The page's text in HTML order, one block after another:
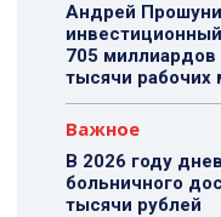
Андрей
705 миллиардов
тысячи рабочих
Важное
В 2026 году
больничного
тысячи рублей